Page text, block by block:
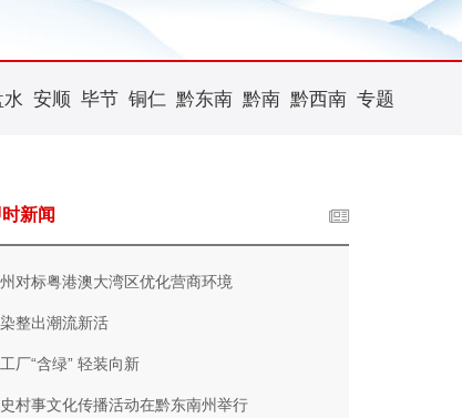
水 安顺 毕节 铜仁 黔东南 黔南 黔西南 专题
时新闻
对标粤港澳大湾区优化营商环境
整出潮流新活
厂“含绿” 轻装向新
村事文化传播活动在黔东南州举行